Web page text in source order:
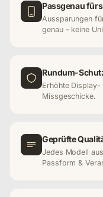
Passgenau
Aussparungen
genau – keine
Rundum-
Erhöhte
Missgeschicke.
Geprüfte
Jedes Modell
Passform &